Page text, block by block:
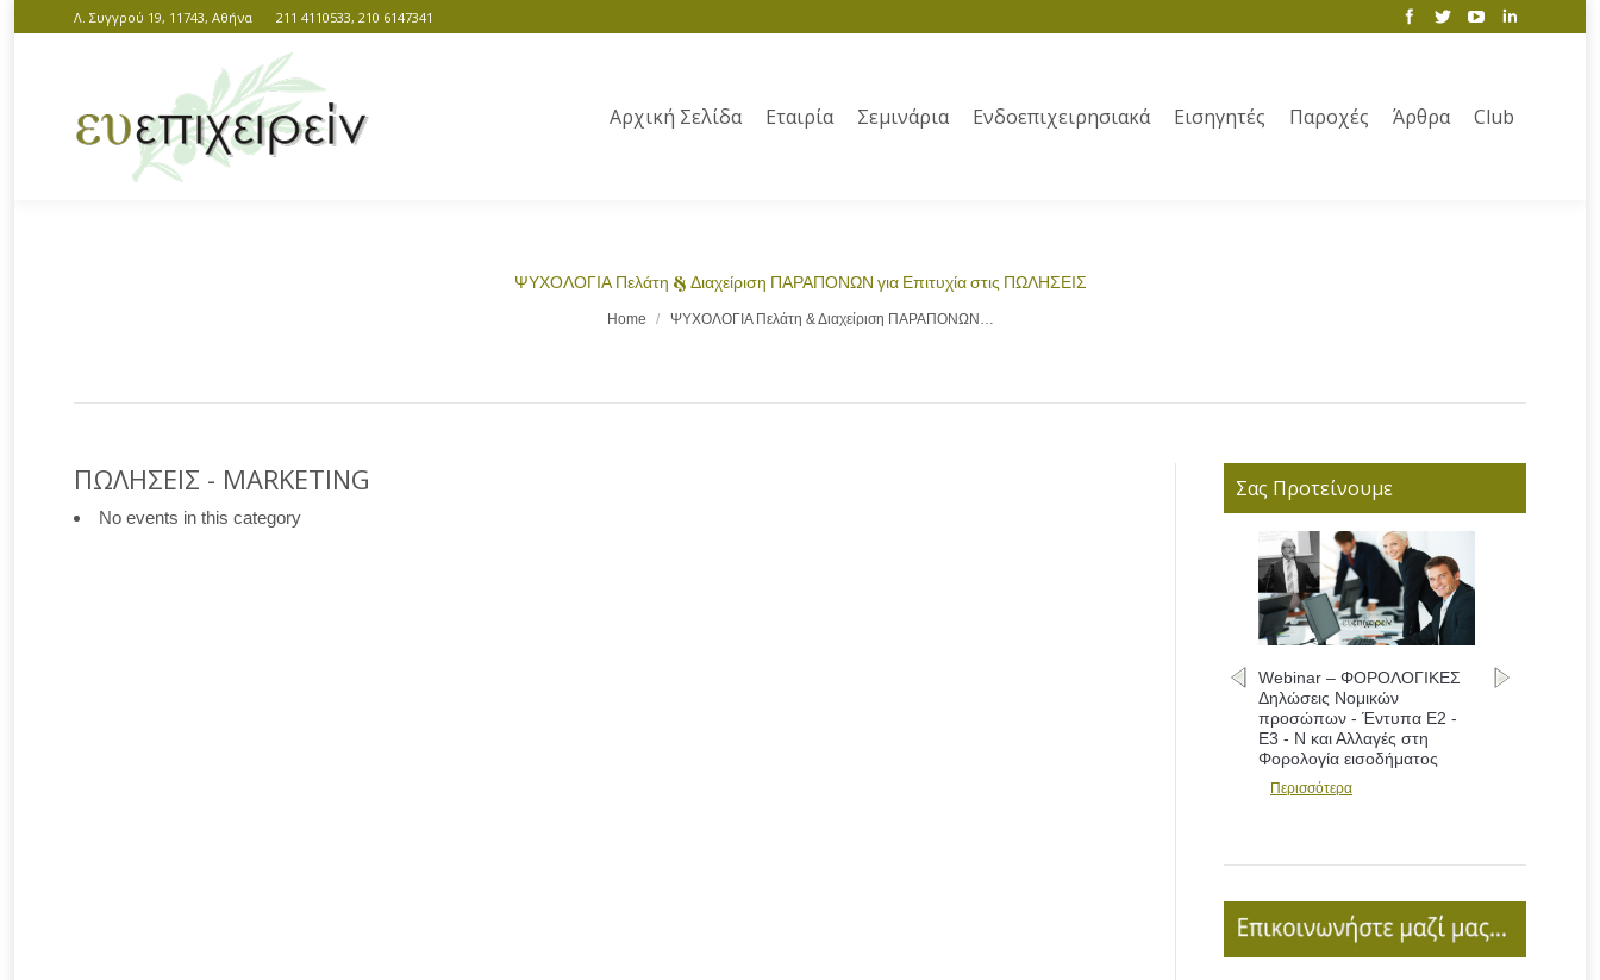
Λ. Συγγρού 19, 11743, Αθήνα 211 4110533, 210 6147341
Αρχική Σελίδα Εταιρία Σεμινάρια Ενδοεπιχειρησιακά Εισηγητές Παροχές Άρθρα Club
ΨΥΧΟΛΟΓΙΑ Πελάτη & Διαχείριση ΠΑΡΑΠΟΝΩΝ για Επιτυχία στις ΠΩΛΗΣΕΙΣ
Home ΨΥΧΟΛΟΓΙΑ Πελάτη & Διαχείριση ΠΑΡΑΠΟΝΩΝ…
ΠΩΛΗΣΕΙΣ - MARKETING
No events in this category
Σας Προτείνουμε
Webinar – ΦΟΡΟΛΟΓΙΚΕΣ
Δηλώσεις Νομικών
προσώπων - Έντυπα Ε2 -
Ε3 - Ν και Αλλαγές στη
Φορολογία εισοδήματος
Περισσότερα